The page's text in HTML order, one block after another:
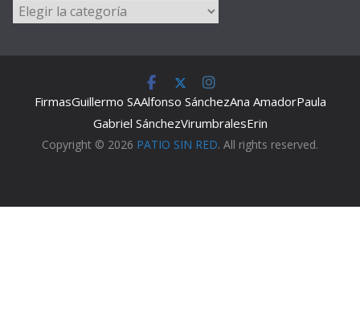
Categorías
FirmasGuillermo SAAlfonso SánchezAna AmadorPaula
Gabriel SánchezVirumbralesErin
Copyright © 2026 PATIO SIN RED. All rights reserved.